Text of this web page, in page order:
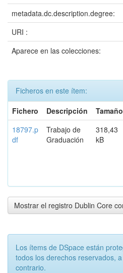
metadata.dc.description.degree:
URI :
Aparece en las colecciones:
Ficheros en este ítem:
Fichero
Descripción Tamaño
18797.p
df
Trabajo de
Graduación
318,43
kB
Mostrar el registro Dublin Core
Los ítems de DSpace están
todos los derechos reservados,
contrario.